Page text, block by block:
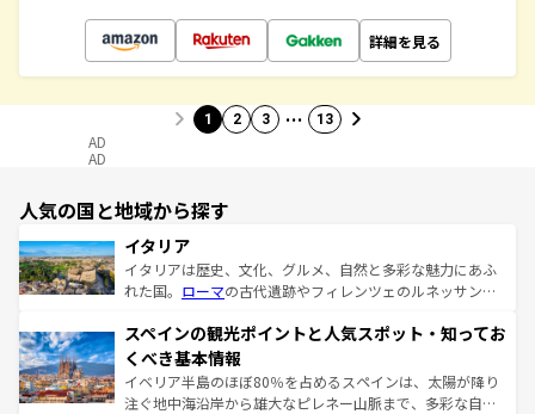
詳細を見る
1 2 3 … 13
AD
AD
人気の国と地域から探す
イタリア
イタリアは歴史、文化、グルメ、自然と多彩な魅力にあふ
れた国。 ローマの古代遺跡やフィレンツェのルネッサンス
ろん、トスカーナの美しい田園風景やアマルフィ海岸の絶
景など、自然景観も見逃せない。観光の合間には、本場の
ピザやパスタなど、絶品のイタリア料理を堪能することも
できる。朝目覚めてから夜眠るまで、すべての瞬間を楽し
スペインの観光ポイントと人気スポット・知ってお
くべき基本情報
イベリア半島のほぼ80％を占めるスペインは、太陽が降り
注ぐ地中海沿岸から雄大なピレネー山脈まで、多彩な自然